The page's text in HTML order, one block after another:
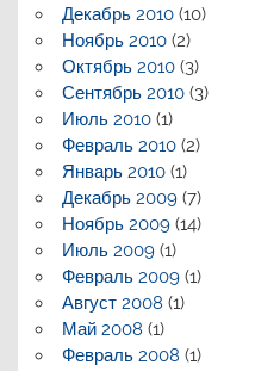
Декабрь 2010(10)
Ноябрь 2010(2)
Октябрь 2010(3)
Сентябрь 2010(3)
Июль 2010(1)
Февраль 2010(2)
Январь 2010(1)
Декабрь 2009(7)
Ноябрь 2009(14)
Июль 2009(1)
Февраль 2009(1)
Август 2008 (1)
Май 2008 (1)
Февраль 2008 (1)